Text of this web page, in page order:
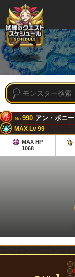
No.990 アン・ボニー
MAX Lv 99
MAX HP
1068